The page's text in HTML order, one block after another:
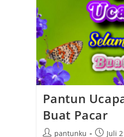
Pantun
Buat Pacar
Postpantunku
PostJuli